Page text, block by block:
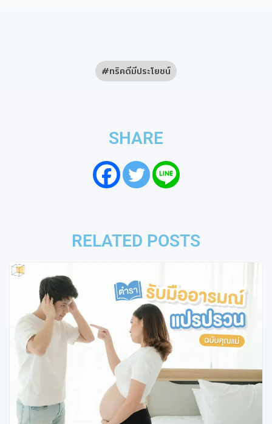
ทริคดีมีประโยชน์
SHARE
RELATED POSTS